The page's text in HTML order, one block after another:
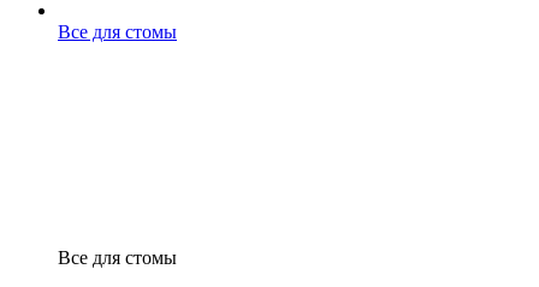
Все для стомы
Все для стомы